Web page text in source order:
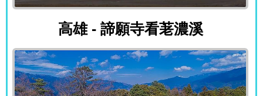
高雄 - 諦願寺看荖濃溪
高雄 - 諦願寺看荖濃溪